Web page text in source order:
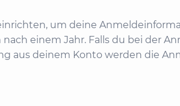
um deine
einem Jahr. Falls du bei der
aus deinem Konto werden die